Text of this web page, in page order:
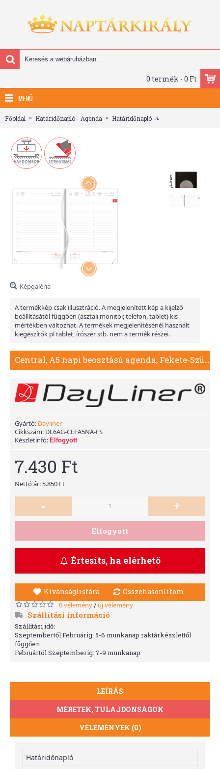
0 termék - 0 Ft
MENÜ
Főoldal Határidőnapló - Agenda Határidőnapló
Képgaléria
A termékkép csak illusztráció. A megjelenített kép a kijelző
beállításától függően (asztali monitor, telefon, tablet) kis
mértékben változhat. A termékek megjelenítésénél használt
kiegészítők pl tablet, írószer stb. nem a termék részei.
Central, A5 napi beosztású agenda, Fekete-Szürke
Gyártó: Dayliner
Cikkszám: DL6AG-CEFA5NA-FS
Készletinfó: Elfogyott
7.430 Ft
Nettó ár: 5.850 Ft
- +
Elfogyott
Értesíts, ha elérhető
Kívánságlistára Összehasonlítom
0 vélemény/ új vélemény
Szállítási információ
Szállítási idő:
Szeptembertől Februárig: 5-6 munkanap raktárkészlettől
függően.
Februártól Szeptemberig: 7-9 munkanap
LEÍRÁS
MÉRETEK, TULAJDONSÁGOK
VÉLEMÉNYEK (0)
Határidőnapló